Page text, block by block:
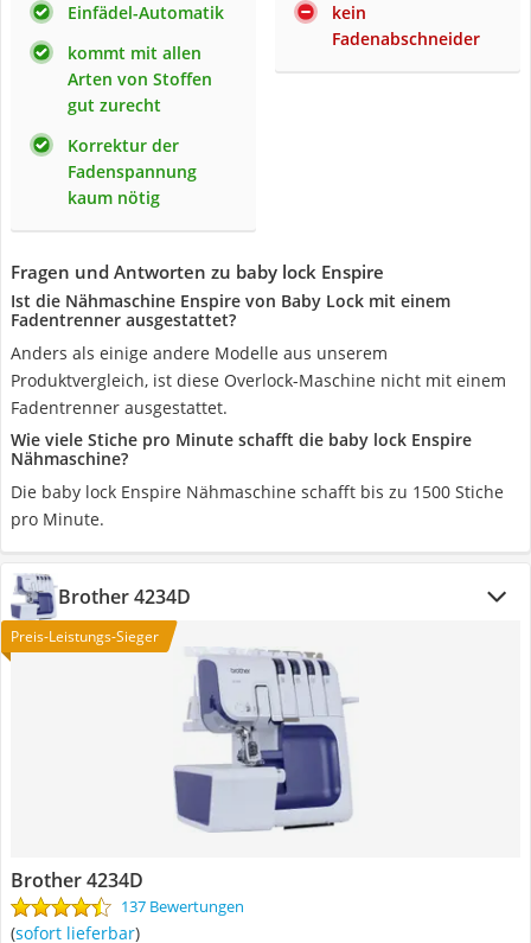
Einfädel-Automatik
kommt mit allen
Arten von Stoffen
gut zurecht
Korrektur der
Fadenspannung
kaum nötig
kein
Fadenabschneider
Fragen und Antworten zu baby lock Enspire
Ist die Nähmaschine Enspire von Baby Lock mit einem
Fadentrenner ausgestattet?
Anders als einige andere Modelle aus unserem
Produktvergleich, ist diese Overlock-Maschine nicht mit einem
Fadentrenner ausgestattet.
Wie viele Stiche pro Minute schafft die baby lock Enspire
Nähmaschine?
Die baby lock Enspire Nähmaschine schafft bis zu 1500 Stiche
pro Minute.
Brother 4234D
Preis-Leistungs-Sieger
Brother 4234D
137 Bewertungen
( sofort lieferbar)